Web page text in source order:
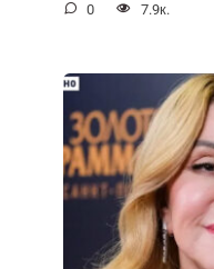
0 7.9к.